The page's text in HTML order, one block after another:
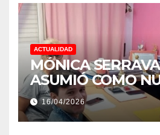
ACTUALIDAD
MÓNICA
ASUMIÓ COMO
DIRECTORA DEL
«RENÉ
BASAIL.
16/04/2026